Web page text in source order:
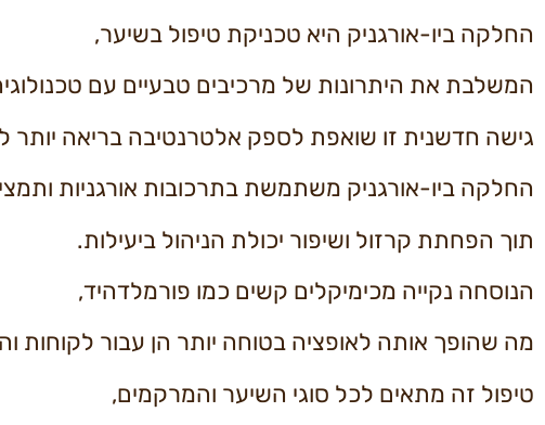
החלקה ביו-אורגניק היא טכניקת טיפול בשיער,
המשלבת את היתרונות של מרכיבים טבעיים עם
גישה חדשנית זו שואפת לספק אלטרנטיבה בריאה יותר
החלקה ביו-אורגניק משתמשת בתרכובות אורגניות
תוך הפחתת קרזול ושיפור יכולת הניהול ביעילות.
הנוסחה נקייה מכימיקלים קשים כמו פורמלדהיד,
מה שהופך אותה לאופציה בטוחה יותר הן עבור לקוחות
טיפול זה מתאים לכל סוגי השיער והמרקמים,